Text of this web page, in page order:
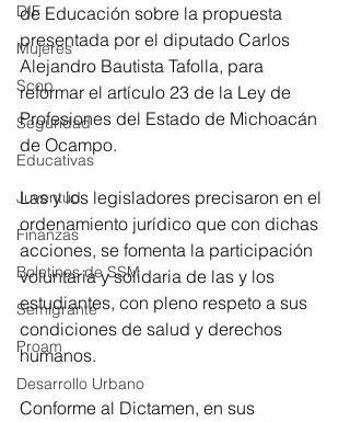
DIF
Mujeres
Scop
Seguridad
Educativas
Juventud
Finanzas
Boletines de SSM
Semigrante
Proam
Desarrollo Urbano
de Educación sobre la propuesta
presentada por el diputado Carlos
Alejandro Bautista Tafolla, para
reformar el artículo 23 de la Ley de
Profesiones del Estado de Michoacán
de Ocampo.
Las y los legisladores precisaron en el
ordenamiento jurídico que con dichas
acciones, se fomenta la participación
voluntaria y solidaria de las y los
estudiantes, con pleno respeto a sus
condiciones de salud y derechos
humanos.
Conforme al Dictamen, en sus